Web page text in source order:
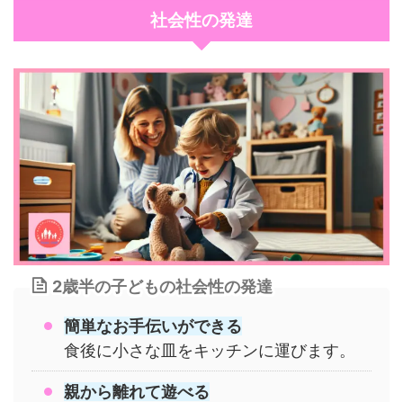
社会性の発達
2歳半の子どもの社会性の発達
簡単なお手伝いができる
食後に小さな皿をキッチンに運びます。
親から離れて遊べる